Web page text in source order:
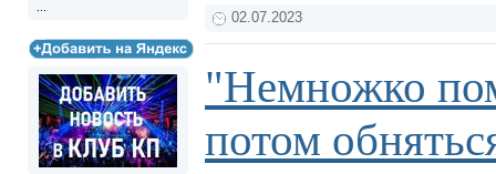
02.07.2023
"Немножко
потом